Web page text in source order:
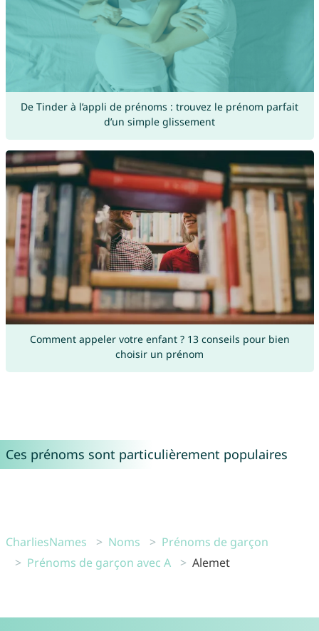
De Tinder à l’appli de prénoms : trouvez le prénom parfait
d’un simple glissement
Comment appeler votre enfant ? 13 conseils pour bien
choisir un prénom
Ces prénoms sont particulièrement populaires
CharliesNames Noms
Prénoms de garçon
Prénoms de garçon avec A
Alemet